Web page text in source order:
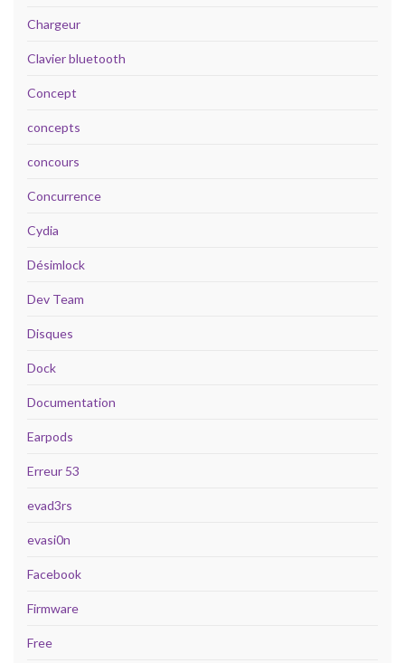
Chargeur
Clavier bluetooth
Concept
concepts
concours
Concurrence
Cydia
Désimlock
Dev Team
Disques
Dock
Documentation
Earpods
Erreur 53
evad3rs
evasi0n
Facebook
Firmware
Free